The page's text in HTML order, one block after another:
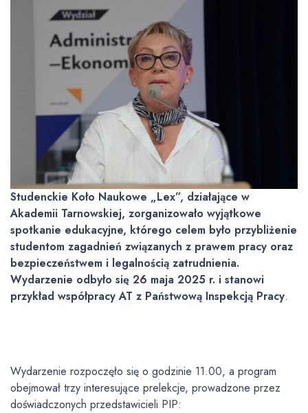
Studenckie Koło Naukowe „Lex”, działające w
Akademii Tarnowskiej, zorganizowało wyjątkowe
spotkanie edukacyjne, którego celem było przybliżenie
studentom zagadnień związanych z prawem pracy oraz
bezpieczeństwem i legalnością zatrudnienia.
Wydarzenie odbyło się 26 maja 2025 r. i stanowi
przykład współpracy AT z Państwową Inspekcją Pracy.
Wydarzenie rozpoczęło się o godzinie 11.00, a program
obejmował trzy interesujące prelekcje, prowadzone przez
doświadczonych przedstawicieli PIP: